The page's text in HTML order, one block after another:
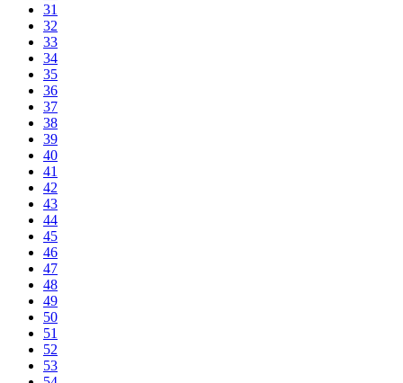
31
32
33
34
35
36
37
38
39
40
41
42
43
44
45
46
47
48
49
50
51
52
53